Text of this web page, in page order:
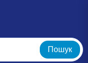
Пошук